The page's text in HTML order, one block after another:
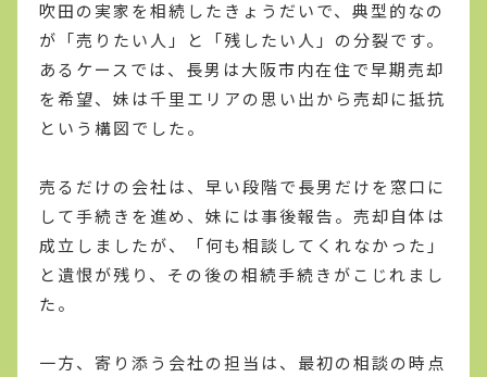
吹田の実家を相続したきょうだいで、典型的なの
が「売りたい人」と「残したい人」の分裂です。
あるケースでは、長男は大阪市内在住で早期売却
を希望、妹は千里エリアの思い出から売却に抵抗
という構図でした。
売るだけの会社は、早い段階で長男だけを窓口に
して手続きを進め、妹には事後報告。売却自体は
成立しましたが、「何も相談してくれなかった」
と遺恨が残り、その後の相続手続きがこじれまし
た。
一方、寄り添う会社の担当は、最初の相談の時点